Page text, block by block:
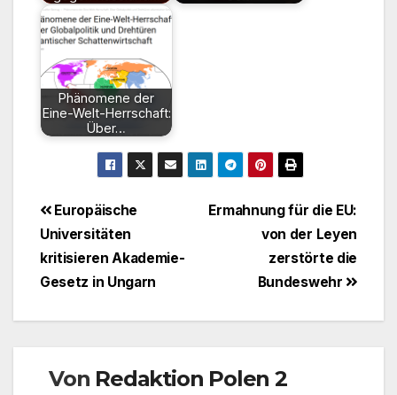
Phänomene der
Eine-Welt-Herrschaft:
Über…
Beitragsnavigation
Ermahnung für die EU:
von der Leyen
zerstörte die
Bundeswehr
Europäische
Universitäten
kritisieren Akademie-
Gesetz in Ungarn
Von Redaktion Polen 2